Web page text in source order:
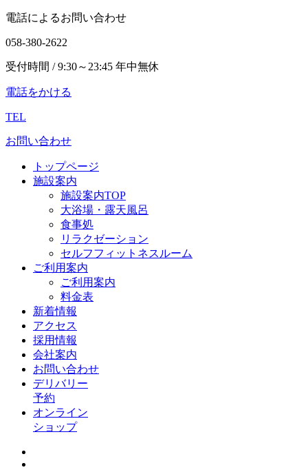
電話によるお問い合わせ
058-380-2622
受付時間 / 9:30～23:45 年中無休
電話をかける
TEL
お問い合わせ
トップページ
施設案内
施設案内TOP
大浴場・露天風呂
食事処
リラクゼーション
セルフフィットネスルーム
ご利用案内
ご利用案内
料金表
新着情報
アクセス
採用情報
会社案内
お問い合わせ
デリバリー
予約
オンライン
ショップ